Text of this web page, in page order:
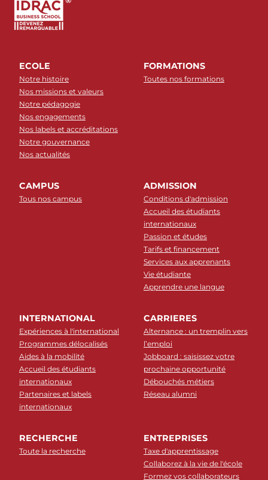
ECOLE
Notre histoire
Nos missions et valeurs
Notre pédagogie
Nos engagements
Nos labels et accréditations
Notre gouvernance
Nos actualités
FORMATIONS
Toutes nos formations
CAMPUS
Tous nos campus
ADMISSION
Conditions d'admission
Accueil des étudiants
internationaux
Passion et études
Tarifs et financement
Services aux apprenants
Vie étudiante
Apprendre une langue
INTERNATIONAL
Expériences à l'international
Programmes délocalisés
Aides à la mobilité
Accueil des étudiants
internationaux
Partenaires et labels
internationaux
CARRIERES
Alternance : un tremplin vers
l’emploi
Jobboard : saisissez votre
prochaine opportunité
Débouchés métiers
Réseau alumni
RECHERCHE
Toute la recherche
ENTREPRISES
Taxe d'apprentissage
Collaborez à la vie de l'école
Formez vos collaborateurs